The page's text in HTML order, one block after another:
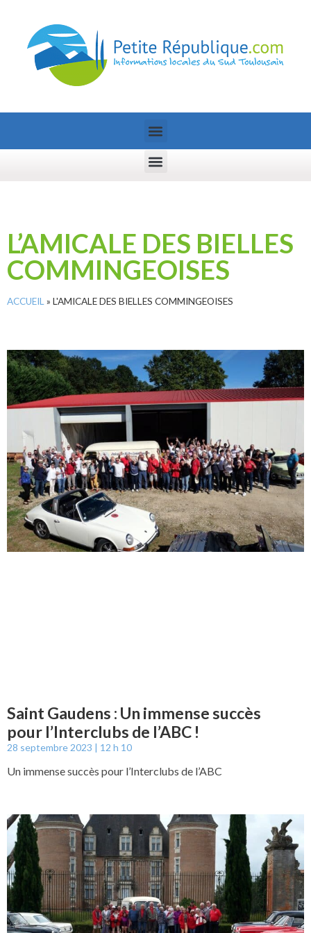
L’AMICALE DES BIELLES
COMMINGEOISES
ACCUEIL » L'AMICALE DES BIELLES COMMINGEOISES
Saint Gaudens : Un immense succès
pour l’Interclubs de l’ABC !
28 septembre 2023 12 h 10
Un immense succès pour l’Interclubs de l’ABC